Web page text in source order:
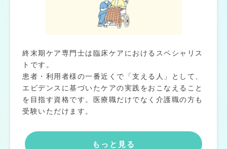
終末期ケア専門士は臨床ケアにおけるスペシャリス
トです。
患者・利用者様の一番近くで「支える人」として、
エビデンスに基づいたケアの実践をおこなえること
を目指す資格です。医療職だけでなく介護職の方も
受験いただけます。
もっと見る